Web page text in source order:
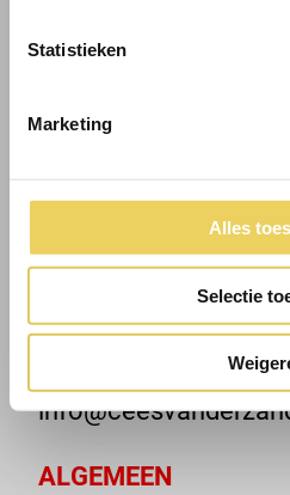
Statistieken
Marketing
Alles
Selectie
ALGEMEEN